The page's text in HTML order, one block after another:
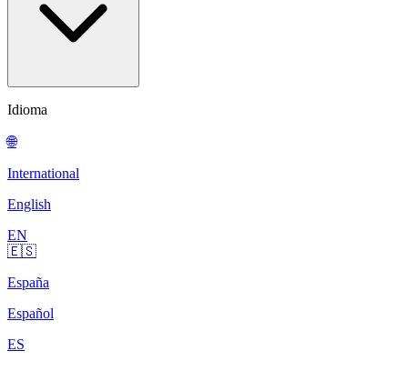
Idioma
🌐
International
English
EN
🇪🇸
España
Español
ES